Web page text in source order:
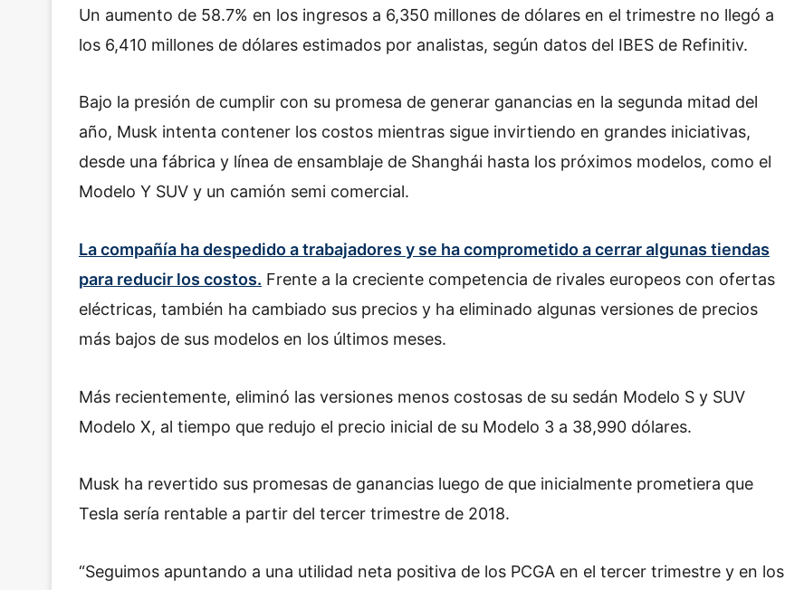
Un aumento de 58.7% en los ingresos a 6,350 millones de dólares en el trimestre no llegó a
los 6,410 millones de dólares estimados por analistas, según datos del IBES de Refinitiv.
Bajo la presión de cumplir con su promesa de generar ganancias en la segunda mitad del
año, Musk intenta contener los costos mientras sigue invirtiendo en grandes iniciativas,
desde una fábrica y línea de ensamblaje de Shanghái hasta los próximos modelos, como el
Modelo Y SUV y un camión semi comercial.
La compañía ha despedido a trabajadores y se ha comprometido a cerrar algunas tiendas
para reducir los costos. Frente a la creciente competencia de rivales europeos con ofertas
eléctricas, también ha cambiado sus precios y ha eliminado algunas versiones de precios
más bajos de sus modelos en los últimos meses.
Más recientemente, eliminó las versiones menos costosas de su sedán Modelo S y SUV
Modelo X, al tiempo que redujo el precio inicial de su Modelo 3 a 38,990 dólares.
Musk ha revertido sus promesas de ganancias luego de que inicialmente prometiera que
Tesla sería rentable a partir del tercer trimestre de 2018.
“Seguimos apuntando a una utilidad neta positiva de los PCGA en el tercer trimestre y en los